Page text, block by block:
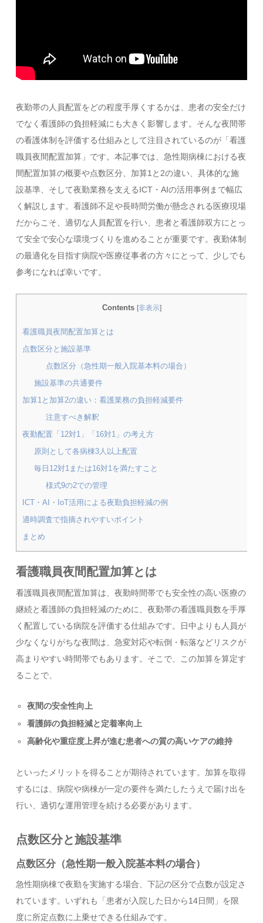
夜勤帯の人員配置をどの程度手厚くするかは、患者の安全だけ
でなく看護師の負担軽減にも大きく影響します。そんな夜間帯
の看護体制を評価する仕組みとして注目されているのが「看護
職員夜間配置加算」です。本記事では、急性期病棟における夜
間配置加算の概要や点数区分、加算1と2の違い、具体的な施
設基準、そして夜勤業務を支えるICT・AIの活用事例まで幅広
く解説します。看護師不足や長時間労働が懸念される医療現場
だからこそ、適切な人員配置を行い、患者と看護師双方にとっ
て安全で安心な環境づくりを進めることが重要です。夜勤体制
の最適化を目指す病院や医療従事者の方々にとって、少しでも
参考になれば幸いです。
Contents [非表示]
看護職員夜間配置加算とは
点数区分と施設基準
点数区分（急性期一般入院基本料の場合）
施設基準の共通要件
加算1と加算2の違い：看護業務の負担軽減要件
注意すべき解釈
夜勤配置「12対1」「16対1」の考え方
原則として各病棟3人以上配置
毎日12対1または16対1を満たすこと
様式9の2での管理
ICT・AI・IoT活用による夜勤負担軽減の例
適時調査で指摘されやすいポイント
まとめ
看護職員夜間配置加算とは
看護職員夜間配置加算は、夜勤時間帯でも安全性の高い医療の
継続と看護師の負担軽減のために、夜勤帯の看護職員数を手厚
く配置している病院を評価する仕組みです。日中よりも人員が
少なくなりがちな夜間は、急変対応や転倒・転落などリスクが
高まりやすい時間帯でもあります。そこで、この加算を算定す
ることで、
夜間の安全性向上
看護師の負担軽減と定着率向上
高齢化や重症度上昇が進む患者への質の高いケアの維持
といったメリットを得ることが期待されています。加算を取得
するには、病院や病棟が一定の要件を満たしたうえで届け出を
行い、適切な運用管理を続ける必要があります。
点数区分と施設基準
点数区分（急性期一般入院基本料の場合）
急性期病棟で夜勤を実施する場合、下記の区分で点数が設定さ
れています。いずれも「患者が入院した日から14日間」を限
度に所定点数に上乗せできる仕組みです。